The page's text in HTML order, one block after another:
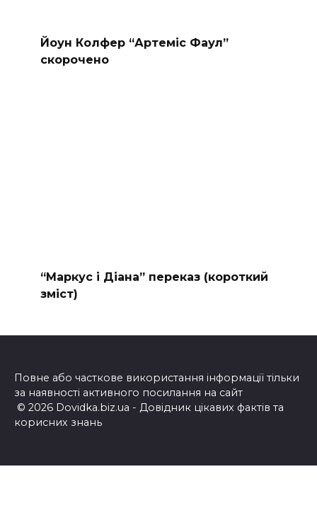
Йоун Колфер “Артеміс Фаул”
скорочено
“Маркус і Діана” переказ (короткий
зміст)
Повне або часткове використання інформації тільки
за наявності активного посилання на сайт
© 2026 Dovidka.biz.ua - Довідник цікавих фактів та
корисних знань